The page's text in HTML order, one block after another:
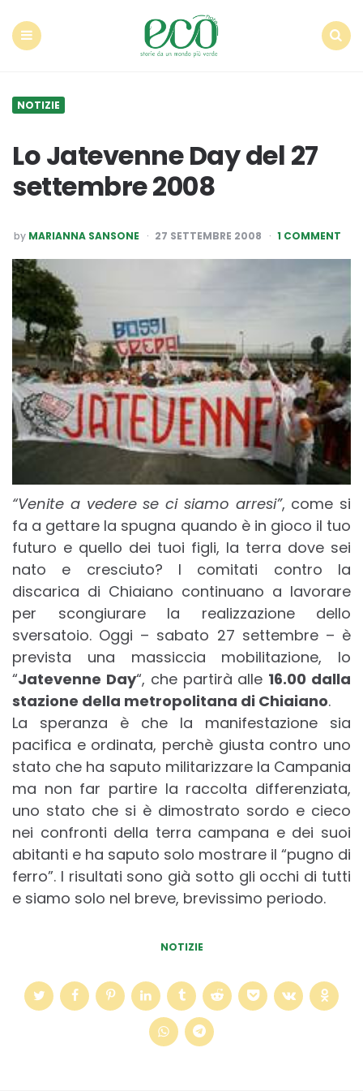
NOTIZIE
Lo Jatevenne Day del 27
settembre 2008
POSTED
BY
by MARIANNA SANSONE 27 SETTEMBRE 2008 1 COMMENT
“Venite a vedere se ci siamo arresi”, come si
fa a gettare la spugna quando è in gioco il tuo
futuro e quello dei tuoi figli, la terra dove sei
nato e cresciuto? I comitati contro la
discarica di Chiaiano continuano a lavorare
per scongiurare la realizzazione dello
sversatoio. Oggi – sabato 27 settembre – è
prevista una massiccia mobilitazione, lo
“Jatevenne Day“, che partirà alle 16.00 dalla
stazione della metropolitana di Chiaiano.
La speranza è che la manifestazione sia
pacifica e ordinata, perchè giusta contro uno
stato che ha saputo militarizzare la Campania
ma non far partire la raccolta differenziata,
uno stato che si è dimostrato sordo e cieco
nei confronti della terra campana e dei suoi
abitanti e ha saputo solo mostrare il “pugno di
ferro”. I risultati sono già sotto gli occhi di tutti
e siamo solo nel breve, brevissimo periodo.
NOTIZIE